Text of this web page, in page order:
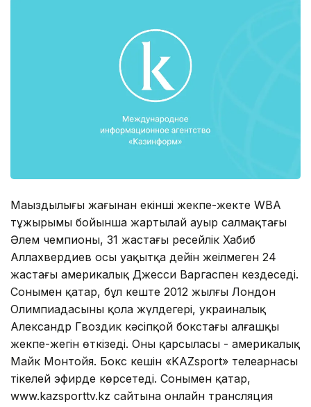
Маңыздылығы жағынан екінші жекпе-жекте WBA
тұжырымы бойынша жартылай ауыр салмақтағы
Әлем чемпионы, 31 жастағы ресейлік Хабиб
Аллахвердиев осы уақытқа дейін жеңілмеген 24
жастағы америкалық Джесси Варгаспен кездеседі.
Сонымен қатар, бұл кеште 2012 жылғы Лондон
Олимпиадасының қола жүлдегері, украиналық
Александр Гвоздик кәсіпқой бокстағы алғашқы
жекпе-жегін өткізеді. Оның қарсыласы - америкалық
Майк Монтойя. Бокс кешін «KAZsport» телеарнасы
тікелей эфирде көрсетеді. Сонымен қатар,
www.kazsporttv.kz сайтына онлайн трансляция